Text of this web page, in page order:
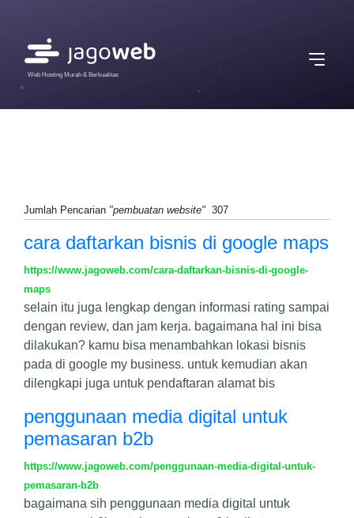
Web Hosting Murah & Berkualitas
Jumlah Pencarian "pembuatan website" 307
cara daftarkan bisnis di google maps
https://www.jagoweb.com/cara-daftarkan-bisnis-di-google-
maps
selain itu juga lengkap dengan informasi rating sampai
dengan review, dan jam kerja. bagaimana hal ini bisa
dilakukan? kamu bisa menambahkan lokasi bisnis
pada di google my business. untuk kemudian akan
dilengkapi juga untuk pendaftaran alamat bis
penggunaan media digital untuk
pemasaran b2b
https://www.jagoweb.com/penggunaan-media-digital-untuk-
pemasaran-b2b
bagaimana sih penggunaan media digital untuk